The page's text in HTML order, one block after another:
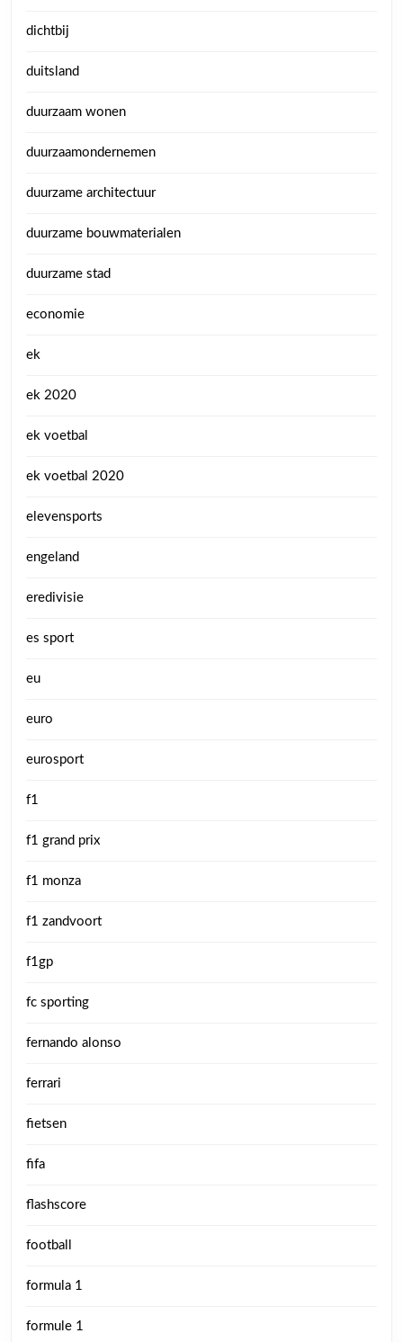
dichtbij
duitsland
duurzaam wonen
duurzaamondernemen
duurzame architectuur
duurzame bouwmaterialen
duurzame stad
economie
ek
ek 2020
ek voetbal
ek voetbal 2020
elevensports
engeland
eredivisie
es sport
eu
euro
eurosport
f1
f1 grand prix
f1 monza
f1 zandvoort
f1gp
fc sporting
fernando alonso
ferrari
fietsen
fifa
flashscore
football
formula 1
formule 1